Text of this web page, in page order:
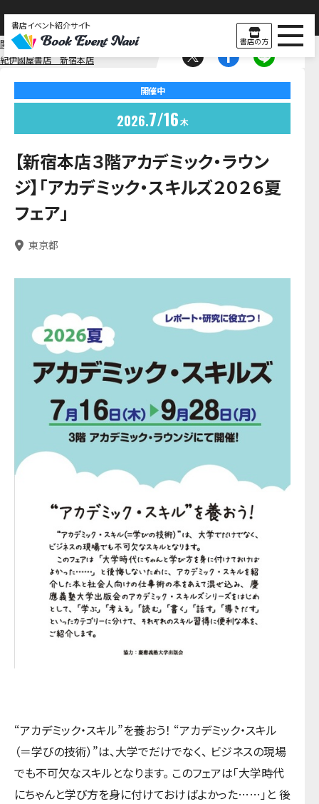
書店イベント紹介サイト
書店の方
関東
東京
紀伊國屋書店 新宿本店
開催中
2026 7 16木
【新宿本店３階アカデミック・ラウン
ジ】「アカデミック・スキルズ２０２６夏
フェア」
東京都
“アカデミック・スキル”を養おう！ “アカデミック・スキル
（＝学びの技術）”は、大学でだけでなく、 ビジネスの現場
でも不可欠なスキルとなります。 このフェアは「大学時代
にちゃんと学び方を身に付けておけばよかった……」と 後